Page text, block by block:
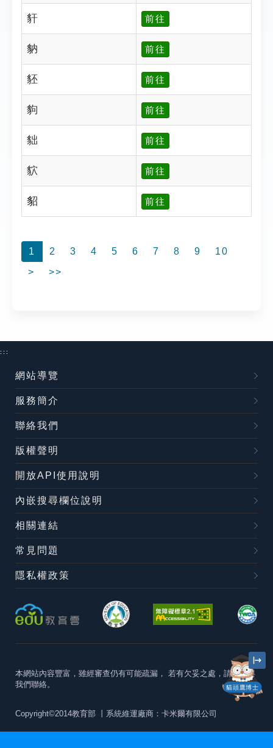
豻 前往
豽 前往
豾 前往
豿 前往
貀 前往
貁 前往
貂 前往
1 2 3 4 5 6 7 8 9
10
>
>>
貓頭鷹博士
:::
網站導覽
服務簡介
聯絡我們
版權聲明
開放API使用說明
內嵌搜尋欄位說明
相關連結
常見問題
隱私權政策
本網站內容豐富，雖經審查仍有可能疏漏， 若有欠妥之處，請隨時與
我們聯絡。
Copyright©2014教育部 丨系統維運廠商：卡米爾有限公司